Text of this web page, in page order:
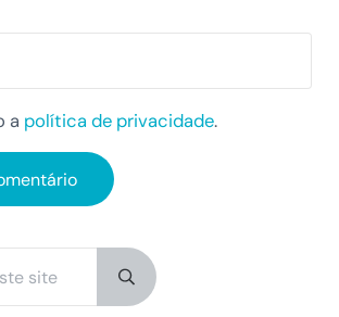
a política de privacidade.
Submit search